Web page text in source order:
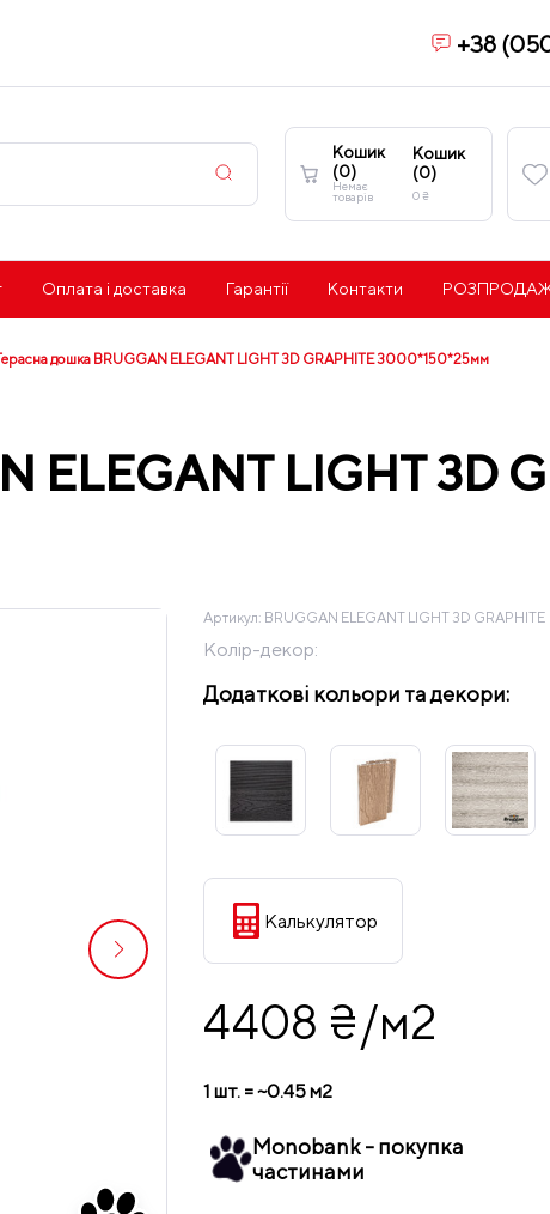
+38
Кошик
(0)
Немає
товарів
Кошик
(0)
0₴
Оплата і доставка Гарантії Контакти
дошка BRUGGAN ELEGANT LIGHT 3D GRAPHITE 3000*150*25мм
ELEGANT LIGHT 3D
Артикул: BRUGGAN ELEGANT LIGHT 3D GRAPHITE
Колір-декор:
Додаткові кольори та декори:
Калькулятор
4408 ₴/м2
1 шт. = ~0.45 м2
Monobank - покупка
частинами